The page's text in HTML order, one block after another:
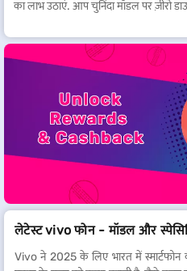
का लाभ उठाएं. आप चुनिंदा मॉडल पर ज़ीरो
लेटेस्ट vivo फोन - मॉडल और
Vivo ने 2025 के लिए भारत में